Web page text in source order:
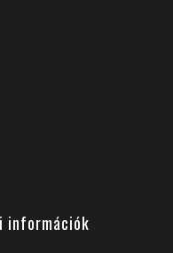
információk